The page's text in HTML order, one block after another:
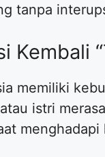
tanpa
Kembali
memiliki
istri